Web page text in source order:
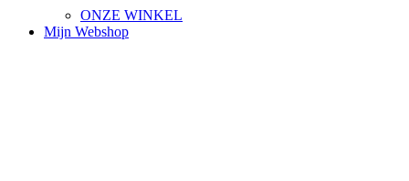
ONZE WINKEL
Mijn Webshop